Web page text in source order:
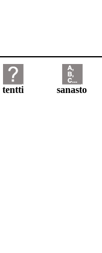
tentti
sanasto